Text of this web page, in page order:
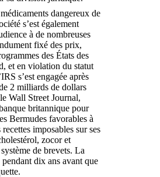
dangereux de
s’est également
à de nombreuses
fixé des prix,
des États des
et en violation du statut
s’est engagée après
2 milliards de dollars
Wall Street Journal,
britannique pour
Bermudes favorables à
imposables sur ses
zocor et
de brevets. La
dix ans avant que